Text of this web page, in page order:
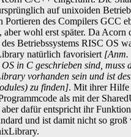
auf unixoiden
Portieren des Compilers GCC
aber wohl erst später. Da Acorn
Betriebssystems RISC OS
natürlich favorisiert [Anm.
in C geschrieben sind, muss
vorhanden sein und ist
zu finden]. Mit ihrer Hilfe
als mit der
aber dafür entspricht ihr
und ist damit nicht so groß